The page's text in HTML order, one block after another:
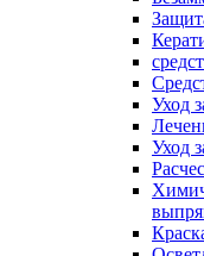
Уход
Уход